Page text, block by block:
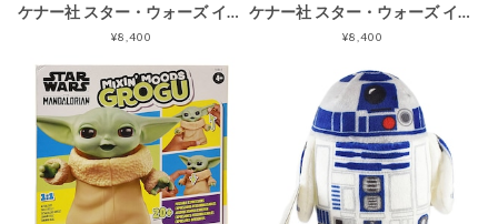
ケナー社 スター・ウォーズ イウォーク ワイリー ぬいぐるみ人形 メイドイン韓国
¥8,400
ケナー社 スター・ウォーズ イウォーク ムーキー ぬいぐるみ人形 ハイチ製
¥8,400